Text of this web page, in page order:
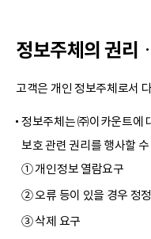
정보주체의 권리
고객은 개인 정보주체로서
정보주체는 ㈜이카운트에
보호 관련 권리를 행사할
① 개인정보 열람요구
② 오류 등이 있을 경우 정
③ 삭제 요구